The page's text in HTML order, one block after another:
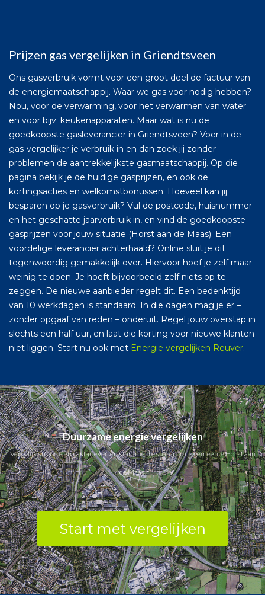
Prijzen gas vergelijken in Griendtsveen
Ons gasverbruik vormt voor een groot deel de factuur van
de energiemaatschappij. Waar we gas voor nodig hebben?
Nou, voor de verwarming, voor het verwarmen van water
en voor bijv. keukenapparaten. Maar wat is nu de
goedkoopste gasleverancier in Griendtsveen? Voer in de
gas-vergelijker je verbruik in en dan zoek jij zonder
problemen de aantrekkelijkste gasmaatschappij. Op die
pagina bekijk je de huidige gasprijzen, en ook de
kortingsacties en welkomstbonussen. Hoeveel kan jij
besparen op je gasverbruik? Vul de postcode, huisnummer
en het geschatte jaarverbruik in, en vind de goedkoopste
gasprijzen voor jouw situatie (Horst aan de Maas). Een
voordelige leverancier achterhaald? Online sluit je dit
tegenwoordig gemakkelijk over. Hiervoor hoef je zelf maar
weinig te doen. Je hoeft bijvoorbeeld zelf niets op te
zeggen. De nieuwe aanbieder regelt dit. Een bedenktijd
van 10 werkdagen is standaard. In die dagen mag je er –
zonder opgaaf van reden – onderuit. Regel jouw overstap in
slechts een half uur, en laat die korting voor nieuwe klanten
niet liggen. Start nu ook met Energie vergelijken Reuver.
Duurzame energie vergelijken
Vergelijk stroom- en gastarieven en start met besparen in de gemeente Horst aan
de Maas.
Start met vergelijken